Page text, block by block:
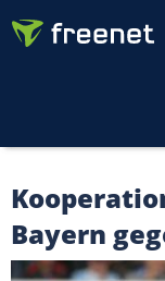
Bayern